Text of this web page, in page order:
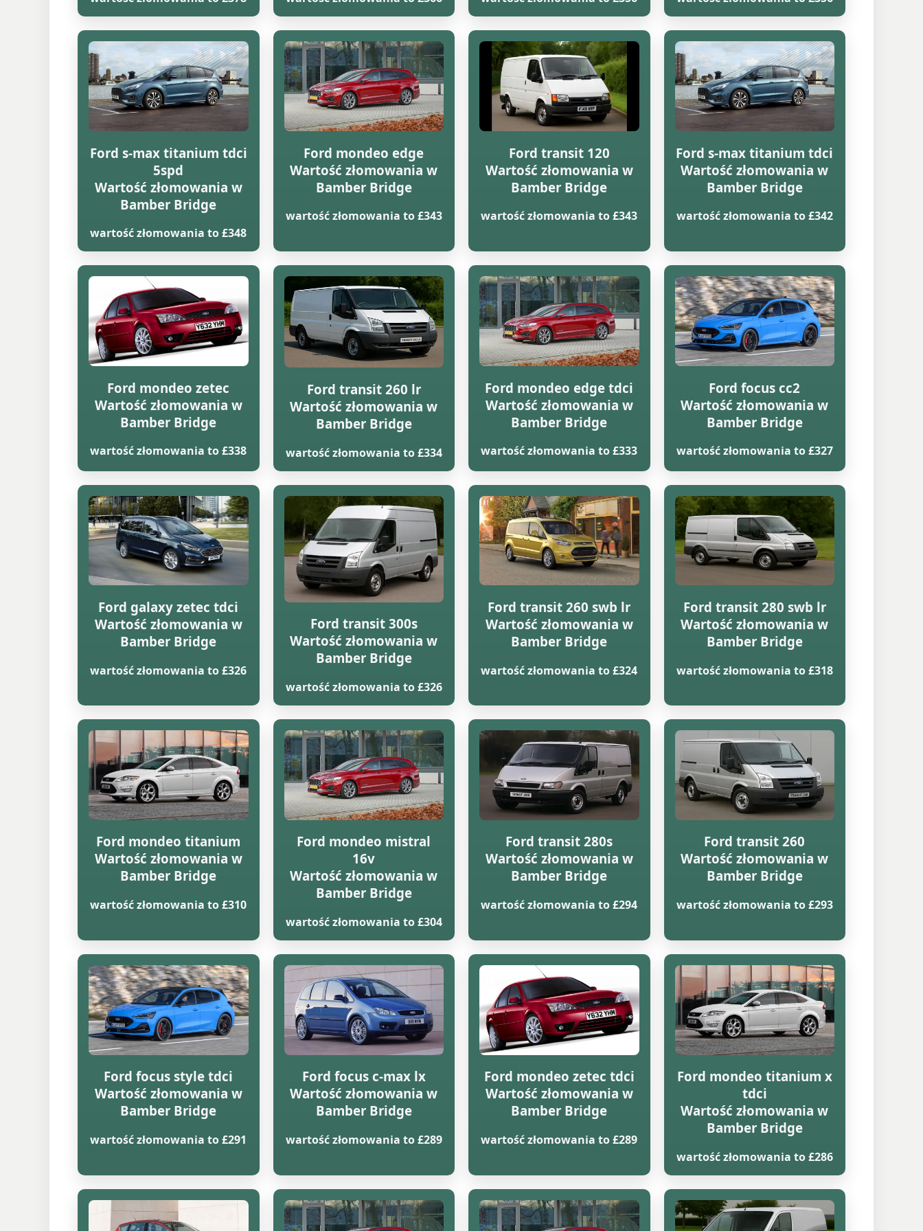
Ford s-max titanium tdci
5spd
Wartość złomowania w
Bamber Bridge
wartość złomowania to £348
Ford mondeo edge
Wartość złomowania w
Bamber Bridge
wartość złomowania to £343
Ford transit 120
Wartość złomowania w
Bamber Bridge
wartość złomowania to £343
Ford s-max titanium tdci
Wartość złomowania w
Bamber Bridge
wartość złomowania to £342
Ford mondeo zetec
Wartość złomowania w
Bamber Bridge
wartość złomowania to £338
Ford transit 260 lr
Wartość złomowania w
Bamber Bridge
wartość złomowania to £334
Ford mondeo edge tdci
Wartość złomowania w
Bamber Bridge
wartość złomowania to £333
Ford focus cc2
Wartość złomowania w
Bamber Bridge
wartość złomowania to £327
Ford galaxy zetec tdci
Wartość złomowania w
Bamber Bridge
wartość złomowania to £326
Ford transit 300s
Wartość złomowania w
Bamber Bridge
wartość złomowania to £326
Ford transit 260 swb lr
Wartość złomowania w
Bamber Bridge
wartość złomowania to £324
Ford transit 280 swb lr
Wartość złomowania w
Bamber Bridge
wartość złomowania to £318
Ford mondeo titanium
Wartość złomowania w
Bamber Bridge
wartość złomowania to £310
Ford mondeo mistral
16v
Wartość złomowania w
Bamber Bridge
wartość złomowania to £304
Ford transit 280s
Wartość złomowania w
Bamber Bridge
wartość złomowania to £294
Ford transit 260
Wartość złomowania w
Bamber Bridge
wartość złomowania to £293
Ford focus style tdci
Wartość złomowania w
Bamber Bridge
wartość złomowania to £291
Ford focus c-max lx
Wartość złomowania w
Bamber Bridge
wartość złomowania to £289
Ford mondeo zetec tdci
Wartość złomowania w
Bamber Bridge
wartość złomowania to £289
Ford mondeo titanium x
tdci
Wartość złomowania w
Bamber Bridge
wartość złomowania to £286